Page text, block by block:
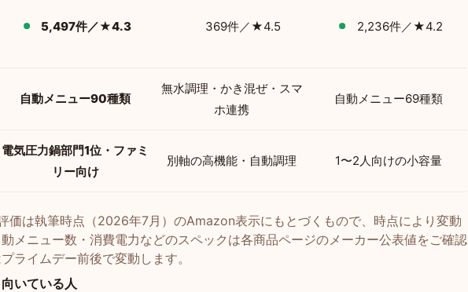
5,497件／★4.3 369件／★4.5 2,236件／★4.2
自動メニュー90種類
無水調理・かき混ぜ・スマ
ホ連携
自動メニュー69種類
電気圧力鍋部門1位・ファミ
リー向け
別軸の高機能・自動調理 1〜2人向けの小容量
価は執筆時点（2026年7月）のAmazon表示にもとづくもので、時点により変動
メニュー数・消費電力などのスペックは各商品ページのメーカー公表値をご確認
ライムデー前後で変動します。
いている人